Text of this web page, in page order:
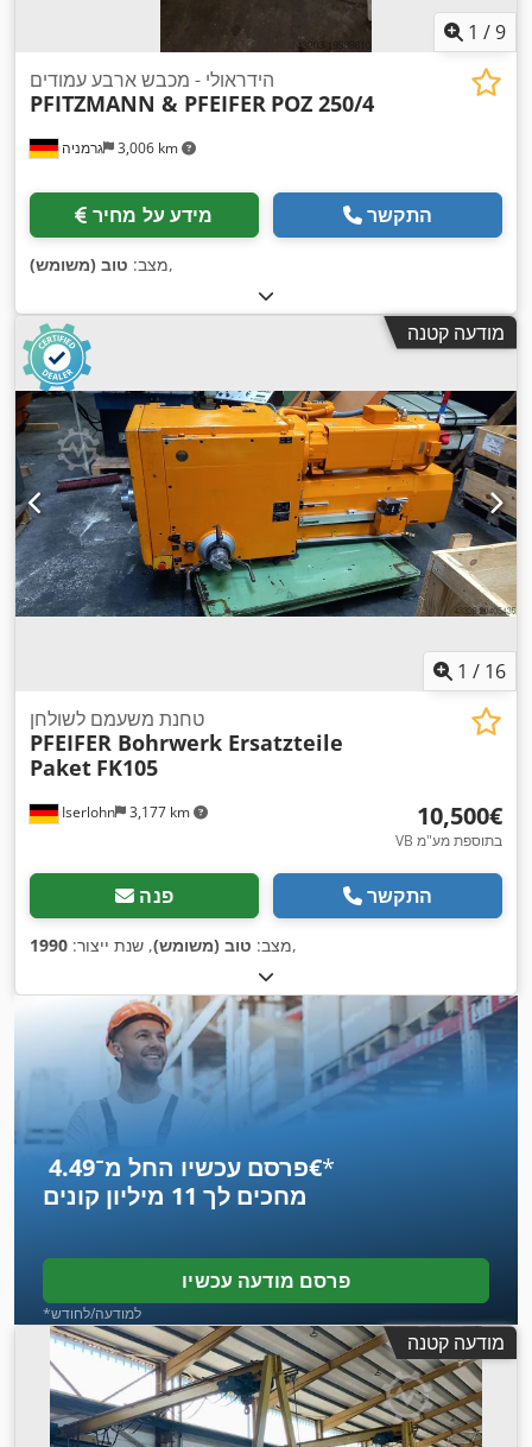
1 /9
גרמניה 3,006 km
הידראולי - מכבש ארבע עמודים
PFITZMANN & PFEIFER POZ 250/4
מידע על מחיר התקשר
מצב: טוב (משומש) ,
מודעה קטנה
1 / 16
Iserlohn 3,177 km
טחנת משעמם לשולחן
PFEIFER Bohrwerk Ersatzteile
Paket FK105
‏10,500 ‏€
VB בתוספת מע"מ
פנה התקשר
מצב: טוב (משומש), שנת ייצור: 1990 ,
פרסם עכשיו החל מ־‏4.49 ‏€*
מחכים לך 11 מיליון קונים
פרסם מודעה עכשיו
*למודעה/לחודש
מודעה קטנה